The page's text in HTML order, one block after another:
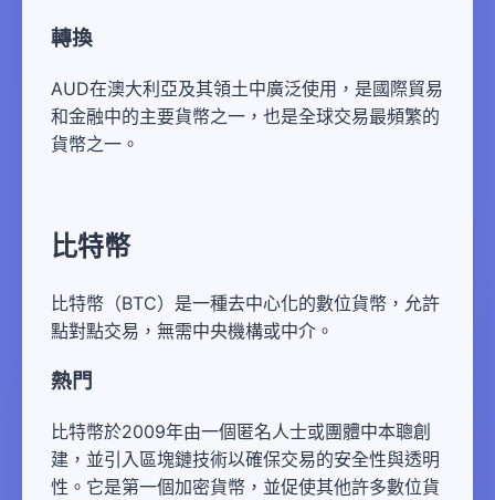
轉換
AUD在澳大利亞及其領土中廣泛使用，是國際貿易
和金融中的主要貨幣之一，也是全球交易最頻繁的
貨幣之一。
比特幣
比特幣（BTC）是一種去中心化的數位貨幣，允許
點對點交易，無需中央機構或中介。
熱門
比特幣於2009年由一個匿名人士或團體中本聰創
建，並引入區塊鏈技術以確保交易的安全性與透明
性。它是第一個加密貨幣，並促使其他許多數位貨